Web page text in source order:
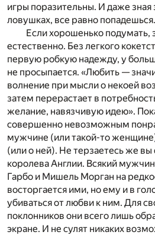
игры поразительны. И даже зная
ловушках, все равно попадешься.
Если хорошенько подумать,
естественно. Без легкого
первую робкую надежду, у
не просыпается. «Любить —
волнение при мысли о некоей
затем перерастает в
желание, навязчивую идею».
совершенно невозможным
мужчине (или такой-то
(или о ней). Не терзаетесь же вы
королева Англии. Всякий
Гарбо и Мишель Морган на
восторгается ими, но ему и в
убиваться от любви к ним. Для
поклонников они всего лишь
экране. И не сулят никаких